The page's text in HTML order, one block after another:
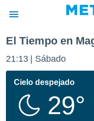
de
por
se
calidad.
El Tiempo en
21:13 Sábado
Cielo despejado
29°